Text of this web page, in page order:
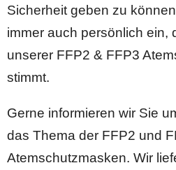
Sicherheit geben zu
immer auch persönlich ein,
unserer FFP2 & FFP3
stimmt.
Gerne informieren wir Sie
das Thema der FFP2 und
Atemschutzmasken. Wir